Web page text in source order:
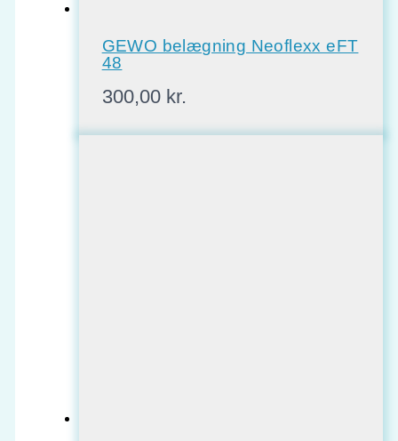
GEWO belægning Neoflexx eFT
48
300,00 kr.